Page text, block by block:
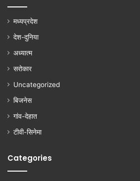
मध्यप्रदेश
देश-दुनिया
अध्यात्म
सरोकार
Uncategorized
बिजनेस
गांव-देहात
टीवी-सिनेमा
Categories